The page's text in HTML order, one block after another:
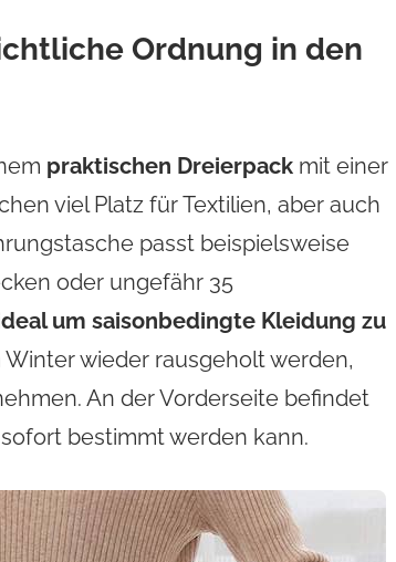
Ordnung in den
praktischen Dreierpackmit einer
viel Platz für Textilien, aber auch
passt beispielsweise
oder ungefähr 35
um saisonbedingte Kleidung zu
wieder rausgeholt werden,
An der Vorderseite befindet
bestimmt werden kann.